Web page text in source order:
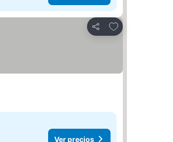
Compartir
Añadir a favoritos
Ver precios